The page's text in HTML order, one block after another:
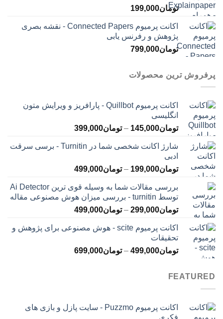
تومان199,000
اکانت پرمیوم Connected Papers - نقشه بصری
پژوهش و رفرنس یابی
تومان799,000
پرفروش ترین محصولات
اکانت پرمیوم Quillbot - پارافریز و ویرایش متون
انگلیسی
تومان145,000
– تومان399,000محدوده
تومان145,000
تومان399,000
شارژ اکانت شخصی شما در Turnitin - برسی سرقت
ادبی
تومان199,000
– تومان499,000محدوده
تومان199,000
تا
تومان499,000
بررسی مقالات شما به وسیله قوی ترین Ai Detector
توسط turnitin - بررسی میزان هوش مصنوعی مقاله
تومان299,000
– تومان499,000محدوده
تومان299,000
تومان499,000
اکانت پرمیوم scite - هوش مصنوعی برای پژوهش و
تحقیقات
تومان499,000
– تومان699,000محدوده
FEATURED
اکانت پرمیوم Puzzmo - سایت پازل و بازی های
فکری